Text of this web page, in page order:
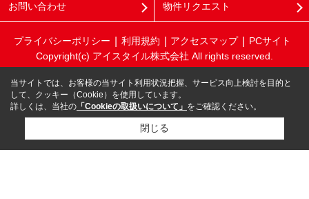
お問い合わせ 物件リクエスト
プライバシーポリシー 利用規約 アクセスマップ
PCサイト
Copyright(c) アイスタイル株式会社 All rights reserved.
当サイトでは、お客様の当サイト利用状況把握、サービス向上検討を目的と
して、クッキー（Cookie）を使用しています。
詳しくは、当社の 「Cookieの取扱いについて」 をご確認ください。
閉じる